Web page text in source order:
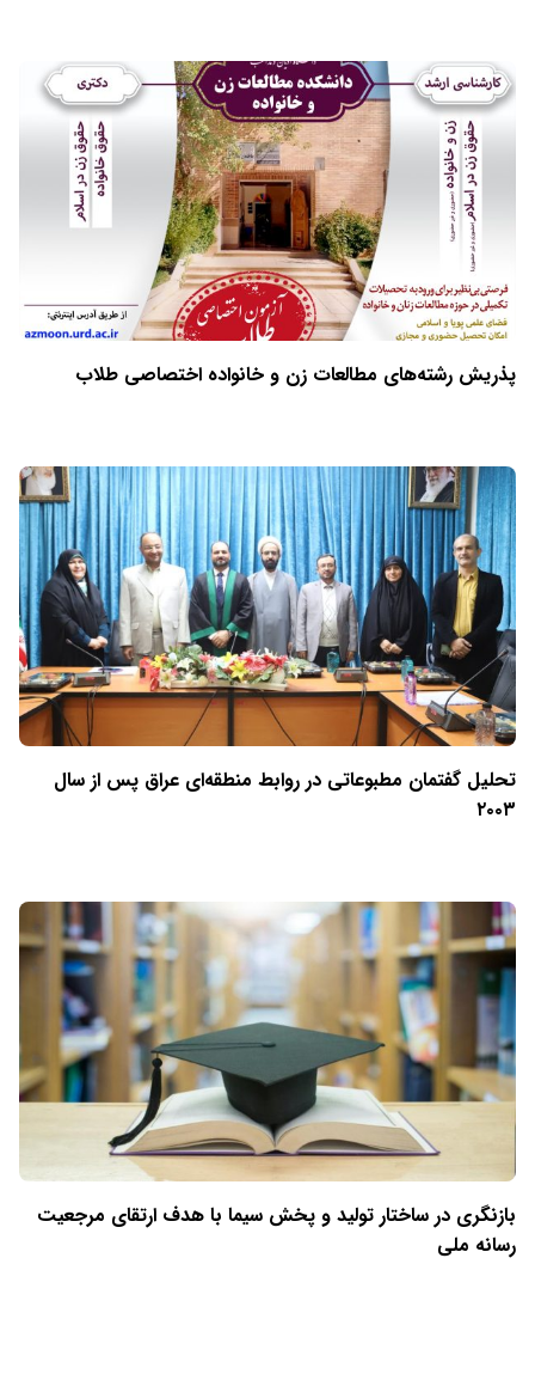
پذریش رشته‌های مطالعات زن و خانواده اختصاصی طلاب
تحلیل گفتمان مطبوعاتی در روابط منطقه‌ای عراق پس از سال
۲۰۰۳
بازنگری در ساختار تولید و پخش سیما با هدف ارتقای مرجعیت
رسانه ملی